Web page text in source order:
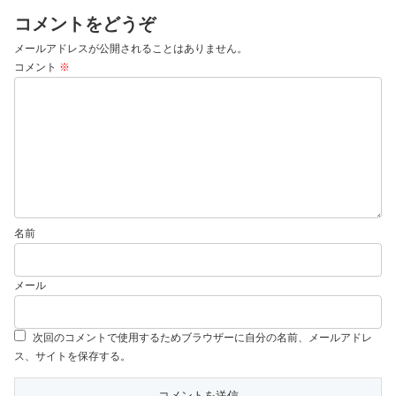
コメントをどうぞ
メールアドレスが公開されることはありません。
コメント ※
名前
メール
次回のコメントで使用するためブラウザーに自分の名前、メールアドレ
ス、サイトを保存する。